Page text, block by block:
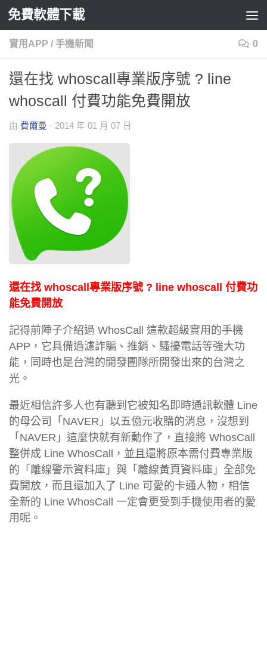
Skip to content
免費軟體下載
實用APP / 手機新聞 0
還在找 whoscall專業版序號 ? line
whoscall 付費功能免費開放
由 費爾曼 · 2014 年 01 月 07 日
還在找 whoscall專業版序號 ? line whoscall 付費功
能免費開放
記得前陣子介紹過 WhosCall 這款超級實用的手機
APP，它具備過濾詐騙、推銷、騷擾電話等強大功
能，同時也是台灣的開發團隊所開發出來的台灣之
光。
最近相信許多人也有聽到它被知名即時通訊軟體 Line
的母公司「NAVER」以五億元收購的消息，沒想到
「NAVER」這麼快就有新動作了，直接將 WhosCall
整併成 Line WhosCall，並且還將原本需付費專業版
的「離線警示資料庫」與「離線黃頁資料庫」全部免
費開放，而且還加入了 Line 可愛的卡通人物，相信
全新的 Line WhosCall 一定會更受到手機使用者的愛
用呢。